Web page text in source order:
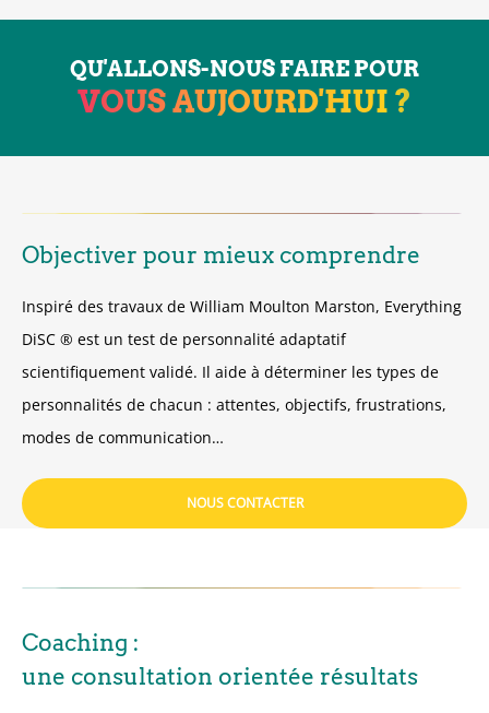
QU'ALLONS-NOUS FAIRE POUR
VOUS AUJOURD'HUI ?
Objectiver pour mieux comprendre
Inspiré des travaux de William Moulton Marston, Everything
DiSC ® est un test de personnalité adaptatif
scientifiquement validé. Il aide à déterminer les types de
personnalités de chacun : attentes, objectifs, frustrations,
modes de communication…
NOUS CONTACTER
Coaching :
une consultation orientée résultats